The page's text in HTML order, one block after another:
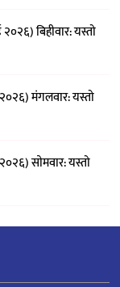
बिहीवार: यस्तो
मंगलवार: यस्तो
साेमवार: यस्तो